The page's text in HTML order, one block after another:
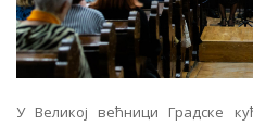
У Великој већници Градске